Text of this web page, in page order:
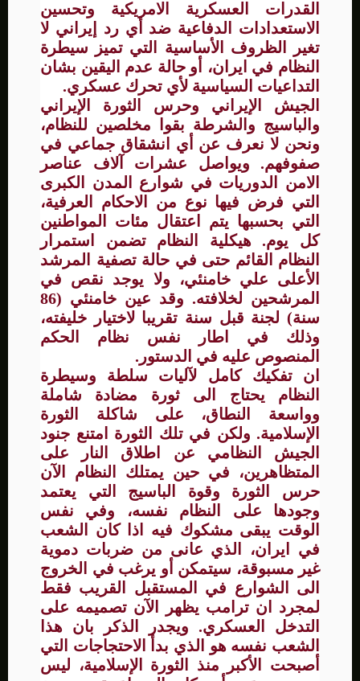
القدرات العسكرية الامريكية وتحسين
الاستعدادات الدفاعية ضد أي رد إيراني لا
تغير الظروف الأساسية التي تميز سيطرة
النظام في ايران، أو حالة عدم اليقين بشان
التداعيات السياسية لأي تحرك عسكري.
الجيش الإيراني وحرس الثورة الإيراني
والباسيج والشرطة بقوا مخلصين للنظام،
ونحن لا نعرف عن أي انشقاق جماعي في
صفوفهم. ويواصل عشرات آلاف عناصر
الامن الدوريات في شوارع المدن الكبرى
التي فرض فيها نوع من الاحكام العرفية،
التي بحسبها يتم اعتقال مئات المواطنين
كل يوم. هيكلية النظام تضمن استمرار
النظام القائم حتى في حالة تصفية المرشد
الأعلى علي خامنئي، ولا يوجد نقص في
المرشحين لخلافته. وقد عين خامنئي (86
سنة) لجنة قبل سنة تقريبا لاختيار خليفته،
وذلك في اطار نفس نظام الحكم
المنصوص عليه في الدستور.
ان تفكيك كامل لآليات سلطة وسيطرة
النظام يحتاج الى ثورة مضادة شاملة
وواسعة النطاق، على شاكلة الثورة
الإسلامية. ولكن في تلك الثورة امتنع جنود
الجيش النظامي عن اطلاق النار على
المتظاهرين، في حين يمتلك النظام الآن
حرس الثورة وقوة الباسيج التي يعتمد
وجودها على النظام نفسه، وفي نفس
الوقت يبقى مشكوك فيه اذا كان الشعب
في ايران، الذي عانى من ضربات دموية
غير مسبوقة، سيتمكن أو يرغب في الخروج
الى الشوارع في المستقبل القريب فقط
لمجرد ان ترامب يظهر الآن تصميمه على
التدخل العسكري. ويجدر الذكر بان هذا
الشعب نفسه هو الذي بدأ الاحتجاجات التي
أصبحت الأكبر منذ الثورة الإسلامية، ليس